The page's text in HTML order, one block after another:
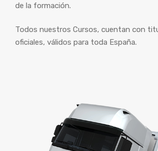
de la formación.
Todos nuestros Cursos, cuentan con
oficiales, válidos para toda España.